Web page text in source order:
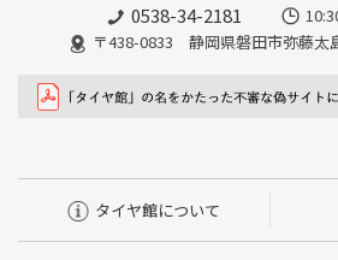
0538-34-2181
〒438-0833 静岡県磐田市弥藤太
タイヤ館について